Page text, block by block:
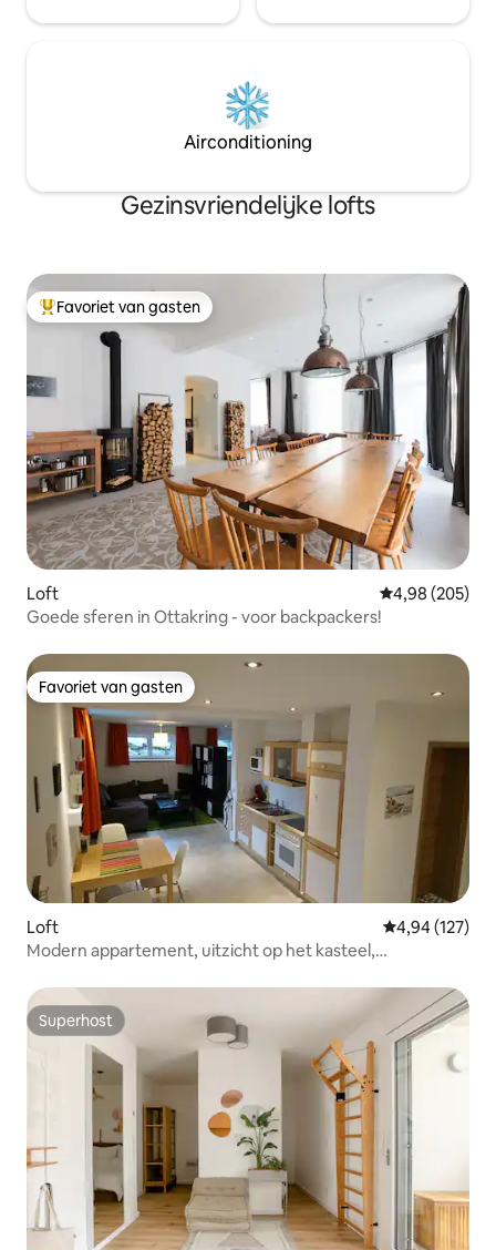
Airconditioning
Gezinsvriendelijke lofts
Topfavoriet van gasten
Favoriet van gasten
Loft Gemiddelde
4,98 (205)
Goede sferen in Ottakring - voor backpackers!
Favoriet van gasten
Favoriet van gasten
Loft Gemiddelde
4,94 (127)
Modern appartement, uitzicht op het kasteel,
Superhost
Superhost